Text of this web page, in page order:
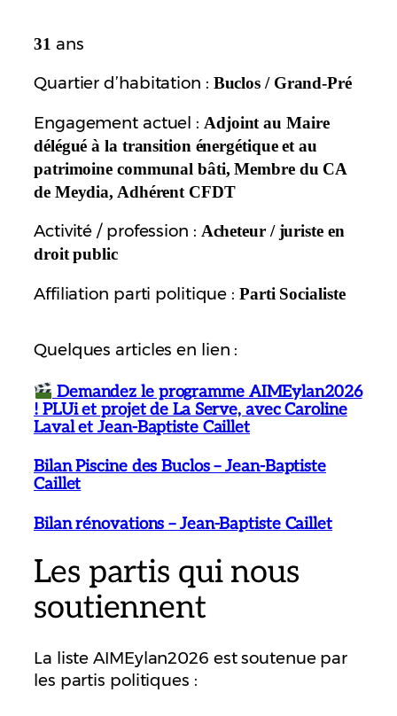
31 ans
Quartier d’habitation : Buclos / Grand-Pré
Engagement actuel : Adjoint au Maire
délégué à la transition énergétique et au
patrimoine communal bâti, Membre du CA
de Meydia, Adhérent CFDT
Activité / profession : Acheteur / juriste en
droit public
Affiliation parti politique : Parti Socialiste
Quelques articles en lien :
Demandez le programme AIMEylan2026
! PLUi et projet de La Serve, avec Caroline
Laval et Jean-Baptiste Caillet
Bilan Piscine des Buclos – Jean-Baptiste
Caillet
Bilan rénovations – Jean-Baptiste Caillet
Les partis qui nous
soutiennent
La liste AIMEylan2026 est soutenue par
les partis politiques :